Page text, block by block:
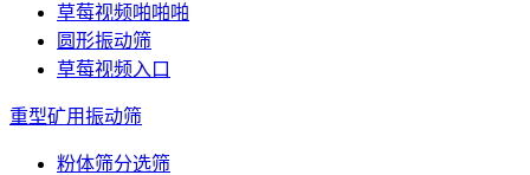
草莓视频啪啪啪
圆形振动筛
草莓视频入口
重型矿用振动筛
粉体筛分选筛